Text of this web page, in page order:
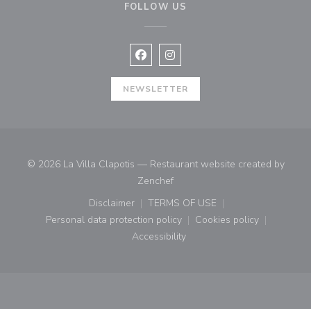
FOLLOW US
Facebook ((opens in a new
Instagram ((opens in a new
NEWSLETTER
© 2026 La Villa Clapotis — Restaurant website created by
Zenchef((opens in a new window))
Disclaimer
((opens in a new window))
TERMS OF USE
((opens in a new window))
Personal data protection policy
((opens in a new window))
Cookies policy
((opens in a new
Accessibility
((opens in a new window))